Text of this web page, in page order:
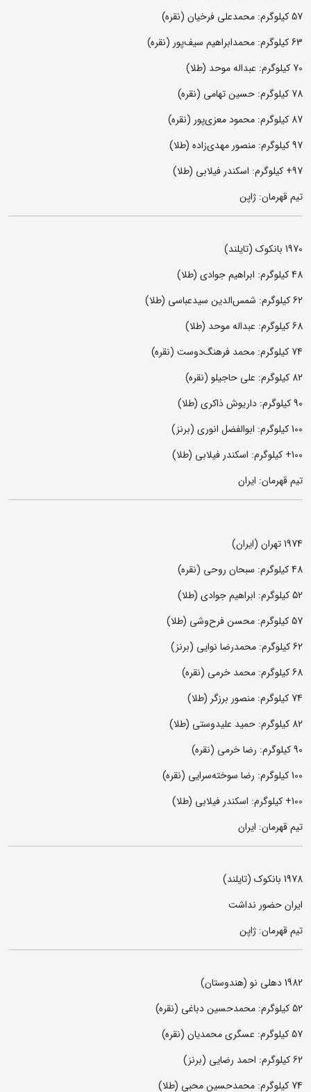
57 کیلوگرم: محمدعلی فرخیان (نقره)
63 کیلوگرم: محمدابراهیم سیف‌پور (نقره)
70 کیلوگرم: عبداله موحد (طلا)
78 کیلوگرم: حسین تهامی (نقره)
87 کیلوگرم: محمود معزی‌پور (نقره)
97 کیلوگرم: منصور مهدی‌زاده (طلا)
97+ کیلوگرم: اسکندر فیلابی (طلا)
تیم قهرمان: ژاپن
1970 بانکوک (تایلند)
48 کیلوگرم: ابراهیم جوادی (طلا)
62 کیلوگرم: شمس‌الدین سیدعباسی (طلا)
68 کیلوگرم: عبداله موحد (طلا)
74 کیلوگرم: محمد فرهنگ‌دوست (نقره)
82 کیلوگرم: علی حاجیلو (نقره)
90 کیلوگرم: داریوش ذاکری (طلا)
100 کیلوگرم: ابوالفضل انوری (برنز)
100+ کیلوگرم: اسکندر فیلابی (طلا)
تیم قهرمان: ایران
1974 تهران (ایران)
48 کیلوگرم: سبحان روحی (نقره)
52 کیلوگرم: ابراهیم جوادی (طلا)
57 کیلوگرم: محسن فرح‌وشی (طلا)
62 کیلوگرم: محمدرضا نوایی (برنز)
68 کیلوگرم: محمد خرمی (نقره)
74 کیلوگرم: منصور برزگر (طلا)
82 کیلوگرم: حمید علیدوستی (طلا)
90 کیلوگرم: رضا خرمی (نقره)
100 کیلوگرم: رضا سوخته‌سرایی (نقره)
100+ کیلوگرم: اسکندر فیلابی (طلا)
تیم قهرمان: ایران
1978 بانکوک (تایلند)
ایران حضور نداشت
تیم قهرمان: ژاپن
1982 دهلی نو (هندوستان)
52 کیلوگرم: محمدحسین دباغی (نقره)
57 کیلوگرم: عسگری محمدیان (نقره)
62 کیلوگرم: احمد رضایی (برنز)
74 کیلوگرم: محمدحسین محبی (طلا)